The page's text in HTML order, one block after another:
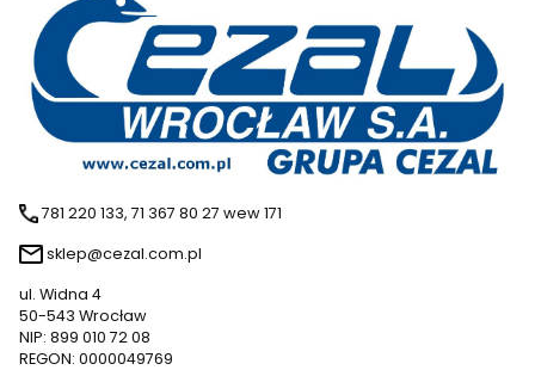
781 220 133, 71 367 80 27 wew 171
sklep@cezal.com.pl
ul. Widna 4
50-543 Wrocław
NIP: 899 010 72 08
REGON: 0000049769